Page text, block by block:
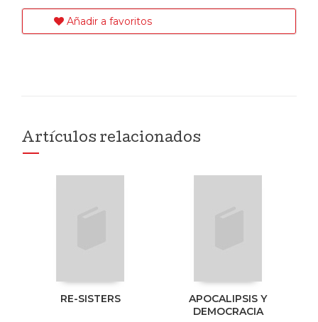
Añadir a favoritos
Artículos relacionados
RE-SISTERS
APOCALIPSIS Y
DEMOCRACIA